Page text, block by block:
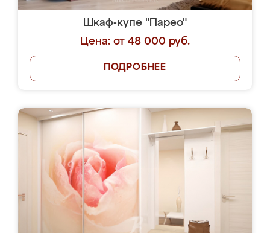
Шкаф-купе "Парео"
Цена: от 48 000 руб.
ПОДРОБНЕЕ